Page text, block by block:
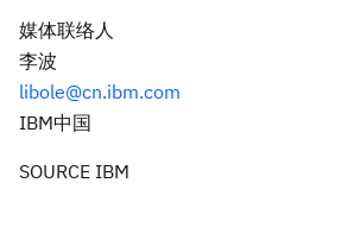
媒体联络人
李波
libole@cn.ibm.com
IBM中国
SOURCE IBM